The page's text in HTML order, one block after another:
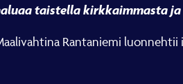
taistella kirkkaimmasta ja
Rantaniemi luonnehtii